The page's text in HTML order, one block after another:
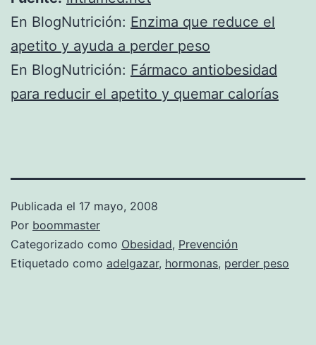
En BlogNutrición: Enzima que reduce el
apetito y ayuda a perder peso
En BlogNutrición: Fármaco antiobesidad
para reducir el apetito y quemar calorías
Publicada el 17 mayo, 2008
Por boommaster
Categorizado como Obesidad, Prevención
Etiquetado como adelgazar, hormonas, perder peso